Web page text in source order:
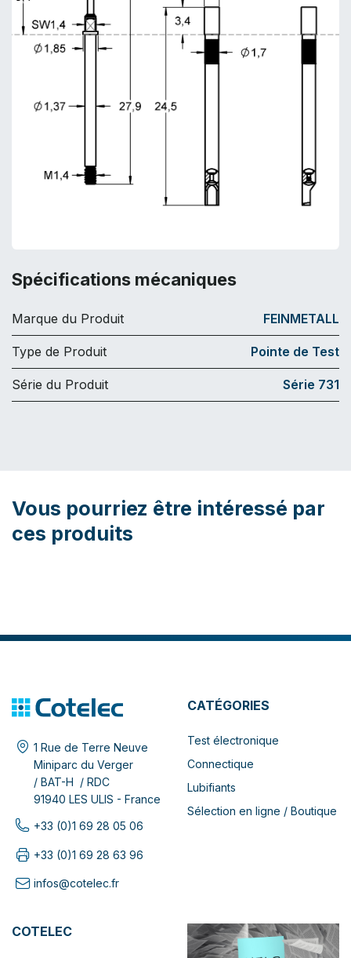
Spécifications mécaniques
Marque du Produit FEINMETALL
Type de Produit Pointe de Test
Série du Produit Série 731
Vous pourriez être intéressé par
ces produits
1 Rue de Terre Neuve
Miniparc du Verger
/ BAT-H / RDC
91940 LES ULIS - France
+33 (0)1 69 28 05 06
+33 (0)1 69 28 63 96
infos@cotelec.fr
CATÉGORIES
Test électronique
Connectique
Lubifiants
Sélection en ligne / Boutique
COTELEC